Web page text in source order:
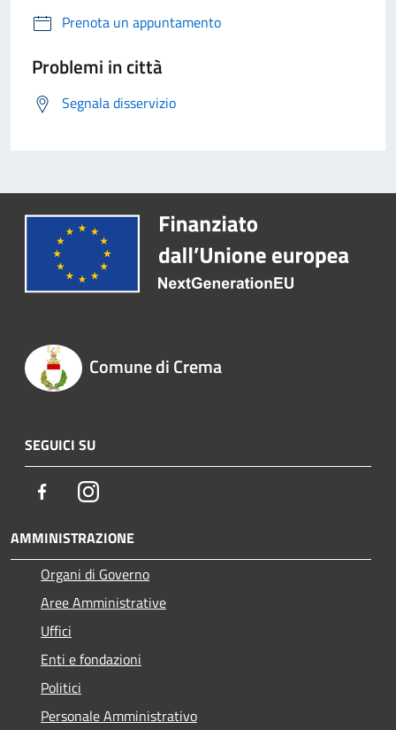
Prenota un appuntamento
Problemi in città
Segnala disservizio
Comune di Crema
SEGUICI SU
FacebookInstagram
AMMINISTRAZIONE
Organi di Governo
Aree Amministrative
Uffici
Enti e fondazioni
Politici
Personale Amministrativo